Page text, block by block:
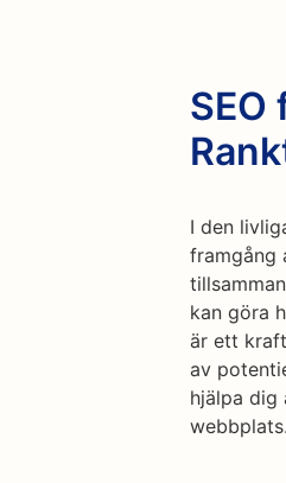
I den
framgång
kan göra
är ett
av
hjälpa dig
webbplats.